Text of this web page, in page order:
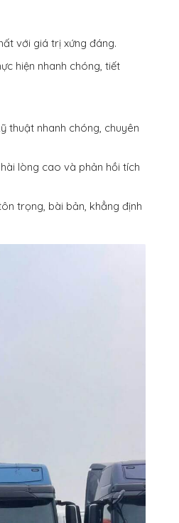
với giá trị xứng đáng.
hiện nhanh chóng, tiết
thuật nhanh chóng, chuyên
lòng cao và phản hồi tích
trọng, bài bản, khẳng định